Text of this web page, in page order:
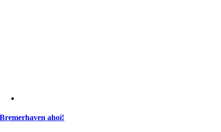
Bremerhaven ahoi!